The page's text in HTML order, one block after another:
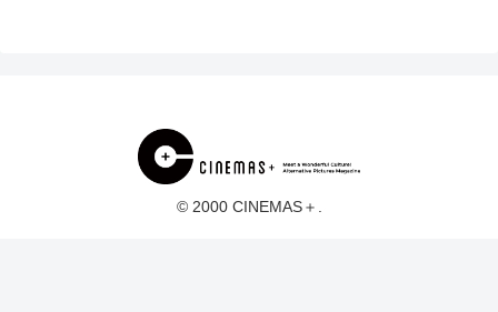
© 2000 CINEMAS＋.